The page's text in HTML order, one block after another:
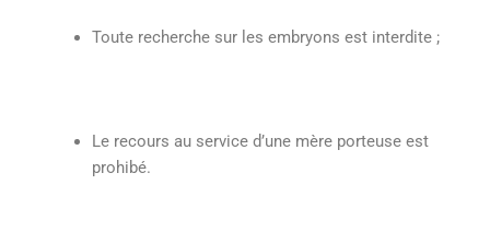
Toute recherche sur les embryons est interdite ;
Le recours au service d’une mère porteuse est
prohibé.